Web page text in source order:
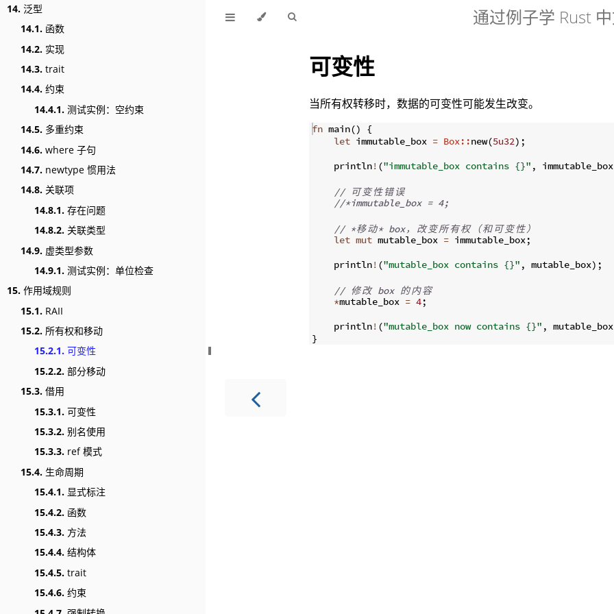
14. 泛型
14.1. 函数
14.2. 实现
14.3. trait
14.4. 约束
14.4.1. 测试实例：空约束
14.5. 多重约束
14.6. where 子句
14.7. newtype 惯用法
14.8. 关联项
14.8.1. 存在问题
14.8.2. 关联类型
14.9. 虚类型参数
14.9.1. 测试实例：单位检查
15. 作用域规则
15.1. RAII
15.2. 所有权和移动
15.2.1. 可变性
15.2.2. 部分移动
15.3. 借用
15.3.1. 可变性
15.3.2. 别名使用
15.3.3. ref 模式
15.4. 生命周期
15.4.1. 显式标注
15.4.2. 函数
15.4.3. 方法
15.4.4. 结构体
15.4.5. trait
15.4.6. 约束
通过例子学 Rust
可变性
当所有权转移时，数据的可变性可能发生改变。
fn main()
{
let immutable_box = Box::new(5u32) ;
    println
! ("immutable_box contains {}" , immutable_box
// 可 变 性 错 误
//*immutable_box = 4;
// *移动* box ， 改 变所 有权 （和 可 变 性）
let mut mutable_box = immutable_box;
    println
! ("mutable_box contains {}" , mutable_box) ;
// 修改 box 的内容
*mutable_box = 4;
    println
! ("mutable_box now contains {}" , mutable_box
}